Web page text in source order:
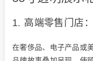
1. 高端零售门店
在奢侈品、电子产品或